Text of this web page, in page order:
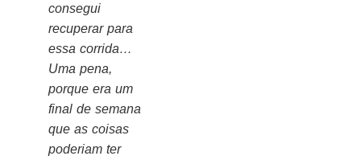
consegui
recuperar para
essa corrida…
Uma pena,
porque era um
final de semana
que as coisas
poderiam ter